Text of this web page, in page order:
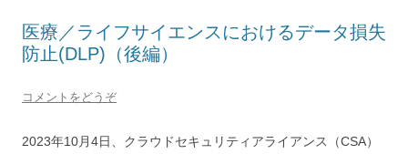
医療／ライフサイエンスにおけるデータ損失
防止(DLP)（後編）
コメントをどうぞ
2023年10月4日、クラウドセキュリティアライアンス（CSA）